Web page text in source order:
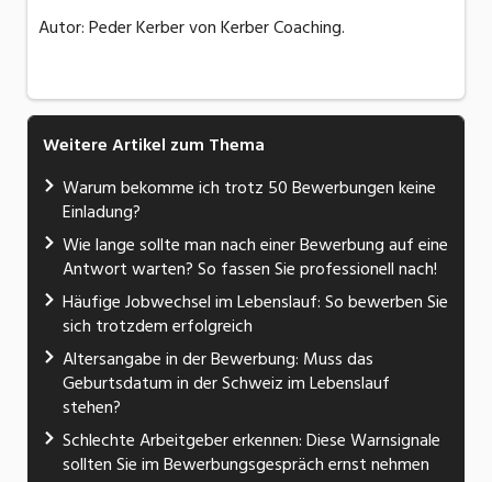
Autor: Peder Kerber von Kerber Coaching.
Weitere Artikel zum Thema
Warum bekomme ich trotz 50 Bewerbungen keine
Einladung?
Wie lange sollte man nach einer Bewerbung auf eine
Antwort warten? So fassen Sie professionell nach!
Häufige Jobwechsel im Lebenslauf: So bewerben Sie
sich trotzdem erfolgreich
Altersangabe in der Bewerbung: Muss das
Geburtsdatum in der Schweiz im Lebenslauf
stehen?
Schlechte Arbeitgeber erkennen: Diese Warnsignale
sollten Sie im Bewerbungsgespräch ernst nehmen